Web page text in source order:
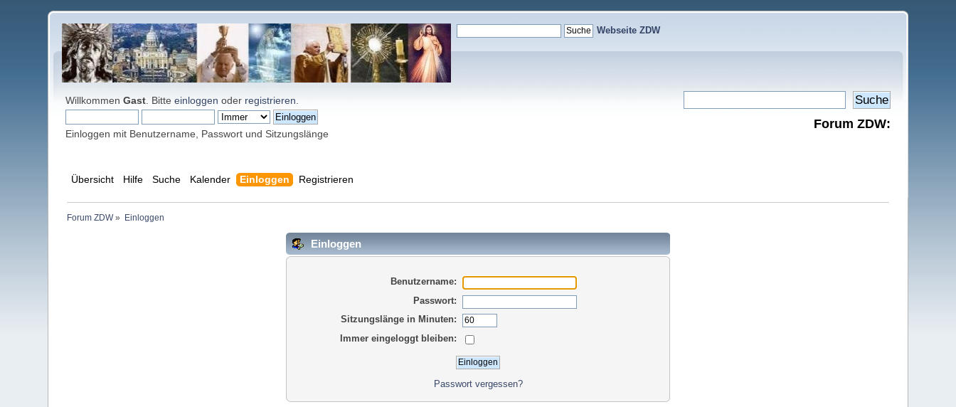
Webseite ZDW
WillkommenGast . Bitteeinloggen oder registrieren
Einloggen mit Benutzername, Passwort und Sitzungslänge
Forum ZDW:
Übersicht Hilfe Suche Kalender Einloggen Registrieren
Forum ZDW» Einloggen
Einloggen
Benutzername:
Passwort:
Sitzungslänge in Minuten:
Immer eingeloggt bleiben:
Passwort vergessen?